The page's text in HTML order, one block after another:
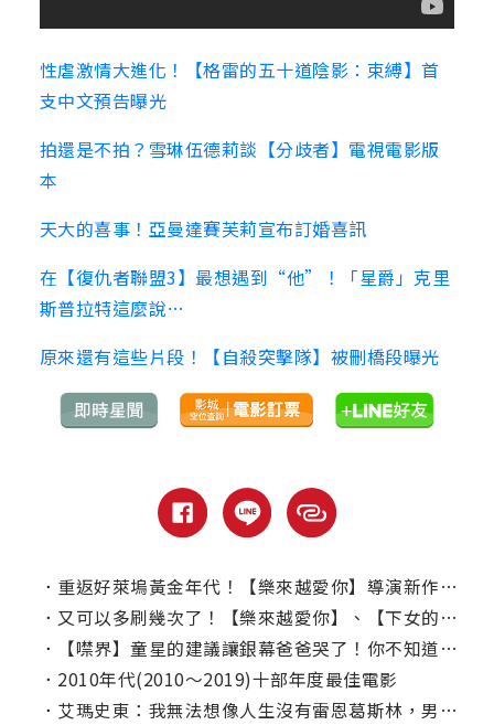
性虐激情大進化！【格雷的五十道陰影：束縛】首
支中文預告曝光
拍還是不拍？雪琳伍德莉談【分歧者】電視電影版
本
天大的喜事！亞曼達賽芙莉宣布訂婚喜訊
在【復仇者聯盟3】最想遇到“他”！「星爵」克里
斯普拉特這麼說…
原來還有這些片段！【自殺突擊隊】被刪橋段曝光
． 重返好萊塢黃金年代！【樂來越愛你】導演新作釋出首批華麗劇照
． 又可以多刷幾次了！【樂來越愛你】、【下女的誘惑】重登大銀幕
．
【噤界】童星的建議讓銀幕爸爸哭了！你不知道的電影幕後有趣小事實
． 2010年代(2010～2019)十部年度最佳電影
． 艾瑪史東：我無法想像人生沒有雷恩葛斯林，男方這樣回應